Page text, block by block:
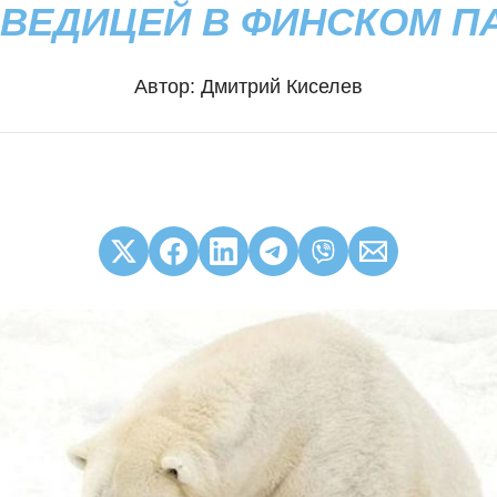
В ФИНСКОМ
Автор: Дмитрий Киселев